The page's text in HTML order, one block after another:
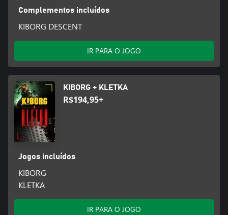
Complementos incluídos
KIBORG DESCENT
IR PARA O JOGO
KIBORG + KLETKA
R$194,95+
Jogos incluídos
KIBORG
KLETKA
IR PARA O JOGO